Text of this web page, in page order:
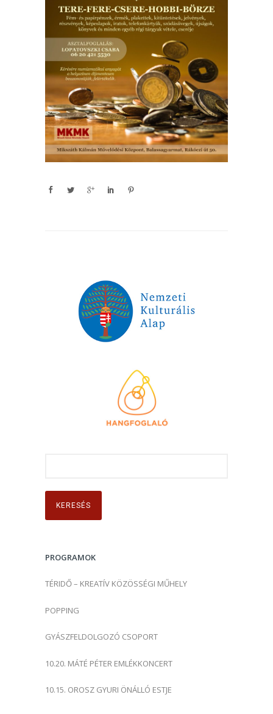
r
s
:PROGRAMOK
TÉRIDŐ – KREATÍV KÖZÖSSÉGI MŰHELY
POPPING
GYÁSZFELDOLGOZÓ CSOPORT
10.20. MÁTÉ PÉTER EMLÉKKONCERT
10.15. OROSZ GYURI ÖNÁLLÓ ESTJE